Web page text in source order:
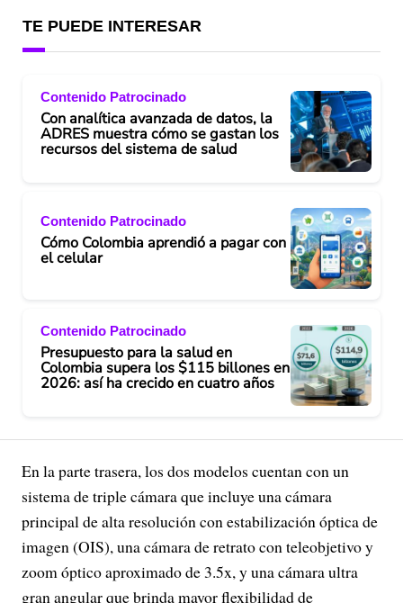
TE PUEDE INTERESAR
Contenido Patrocinado
Con analítica avanzada de datos, la
ADRES muestra cómo se gastan los
recursos del sistema de salud
Contenido Patrocinado
Cómo Colombia aprendió a pagar con
el celular
Contenido Patrocinado
Presupuesto para la salud en
Colombia supera los $115 billones en
2026: así ha crecido en cuatro años
En la parte trasera, los dos modelos cuentan con un
sistema de triple cámara que incluye una cámara
principal de alta resolución con estabilización óptica de
imagen (OIS), una cámara de retrato con teleobjetivo y
zoom óptico aproximado de 3.5x, y una cámara ultra
gran angular que brinda mayor flexibilidad de